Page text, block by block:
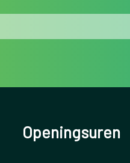
Openingsuren